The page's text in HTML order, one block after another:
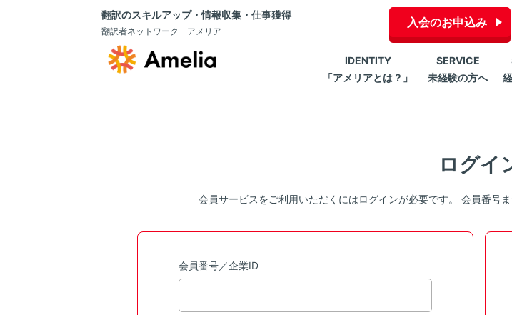
翻訳のスキルアップ・情報収集・仕事獲得
翻訳者ネットワーク アメリア
入会のお申込み
IDENTITY
「アメリアとは？」
SERVICE
未経験の方へ
ログイ
会員サービスをご利用いただくにはログインが必要です。 会員番号
会員番号／企業ID